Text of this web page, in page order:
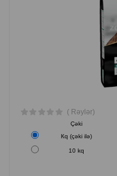
( Rəylər)
Çəki
Кq (çəki ilə)
10 kq